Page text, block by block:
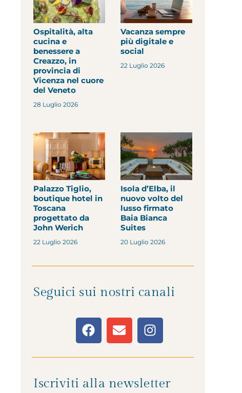
Ospitalità, alta
cucina e
benessere a
Creazzo, in
provincia di
Vicenza nel cuore
del Veneto
28 Luglio 2026
Vacanza sempre
più digitale e
social
22 Luglio 2026
Palazzo Tiglio,
boutique hotel in
Toscana
progettato da
John Werich
22 Luglio 2026
Isola d’Elba, il
nuovo volto del
lusso firmato
Baia Bianca
Suites
20 Luglio 2026
Seguici sui nostri canali
Iscriviti alla newsletter